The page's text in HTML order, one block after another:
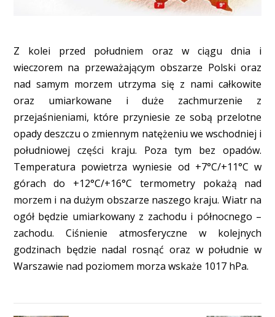
Z kolei przed południem oraz w ciągu dnia i
wieczorem na przeważającym obszarze Polski oraz
nad samym morzem utrzyma się z nami całkowite
oraz umiarkowane i duże zachmurzenie z
przejaśnieniami, które przyniesie ze sobą przelotne
opady deszczu o zmiennym natężeniu we wschodniej i
południowej części kraju. Poza tym bez opadów.
Temperatura powietrza wyniesie od +7°C/+11°C w
górach do +12°C/+16°C termometry pokażą nad
morzem i na dużym obszarze naszego kraju. Wiatr na
ogół będzie umiarkowany z zachodu i północnego –
zachodu. Ciśnienie atmosferyczne w kolejnych
godzinach będzie nadal rosnąć oraz w południe w
Warszawie nad poziomem morza wskaże 1017 hPa.